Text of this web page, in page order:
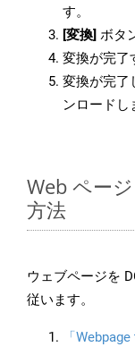
す。
[変換] ボタ
変換が完了
変換が完了
ンロードし
Web ペー
方法
ウェブページを
従います。
「Webpage